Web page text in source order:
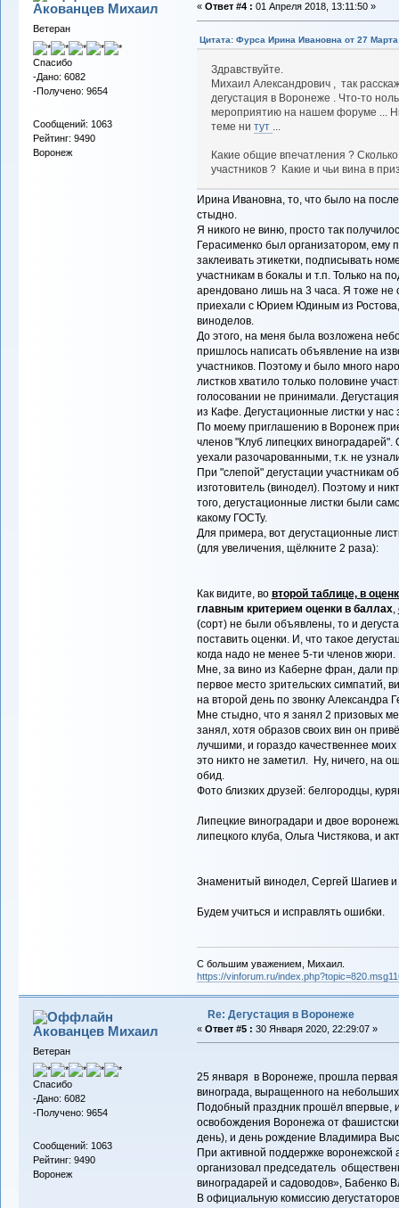
Акованцев Михаил
Ветеран
Спасибо
-Дано: 6082
-Получено: 9654
Сообщений: 1063
Рейтинг: 9490
Воронеж
« Ответ #4 : 01 Апреля 2018, 13:11:50 »
Цитата: Фурса Ирина Ивановна от 27
Здравствуйте.
Михаил Александрович , так
дегустация в Воронеже . Что-то
мероприятию на нашем форуме ...
теме нитут
Какие общие впечатления ?
участников ? Какие и чьи вина в
Ирина Ивановна, то, что было на
стыдно.
Я никого не виню, просто так
Герасименко был организатором, ему
заклеивать этикетки, подписывать
участникам в бокалы и т.п. Только на
арендовано лишь на 3 часа. Я тоже не
приехали с Юрием Юдиным из
виноделов.
До этого, на меня была возложена
пришлось написать объявление на
участников. Поэтому и было много
листков хватило только половине
голосовании не принимали.
из Кафе. Дегустационные листки у
По моему приглашению в Воронеж
членов "Клуб липецких
уехали разочарованными, т.к. не
При "слепой" дегустации участникам
изготовитель (винодел). Поэтому и
того, дегустационные листки были
какому ГОСТу.
Для примера, вот дегустационные
(для увеличения, щёлкните 2 раза):
Как видите, во второй таблице, в
главным критерием оценки в баллах,
(сорт) не были объявлены, то и
поставить оценки. И, что такое
когда надо не менее 5-ти членов жюри.
Мне, за вино из Каберне фран, дали
первое место зрительских симпатий,
на второй день по звонку Александра
Мне стыдно, что я занял 2 призовых
занял, хотя образов своих вин он
лучшими, и гораздо качественнее
это никто не заметил. Ну, ничего, на
обид.
Фото близких друзей: белгородцы,
Липецкие виноградари и двое
липецкого клуба, Ольга Чистякова, и
Знаменитый винодел, Сергей Шагиев
Будем учиться и исправлять ошибки.
С большим уважением, Михаил.
https://vinforum.ru/
Акованцев Михаил
Ветеран
Спасибо
-Дано: 6082
-Получено: 9654
Сообщений: 1063
Рейтинг: 9490
Воронеж
Re: Дегустация в Воронеже
« Ответ #5 : 30 Января 2020, 22:29:07 »
25 января в Воронеже, прошла первая
винограда, выращенного на
Подобный праздник прошёл впервые,
освобождения Воронежа от
день), и день рождение Владимира
При активной поддержке
организовал председатель
виноградарей и садоводов», Бабенко
В официальную комиссию